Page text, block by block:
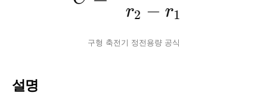
구형 축전기 정전용량 공식
설명